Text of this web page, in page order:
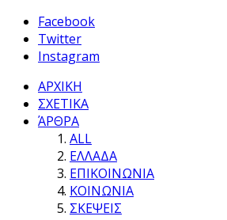
Facebook
Twitter
Instagram
ΑΡΧΙΚΗ
ΣΧΕΤΙΚΑ
ΆΡΘΡΑ
ALL
ΕΛΛΑΔΑ
ΕΠΙΚΟΙΝΩΝΙΑ
ΚΟΙΝΩΝΙΑ
ΣΚΕΨΕΙΣ